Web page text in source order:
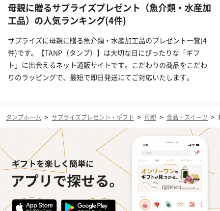
母親に贈るサプライズプレゼント（魚介類・水産加
工品）の人気ランキング(4件)
サプライズに母親に贈る魚介類・水産加工品のプレゼント一覧(4
件)です。【TANP（タンプ）】は大切な日にぴったりな「ギフ
ト」に出会えるネット通販サイトです。こだわりの商品をこだわ
りのラッピングで、最短で即日発送にてご対応いたします。
タンプホーム > サプライズプレゼント・ギフト > 母親 > 食品・スイーツ >